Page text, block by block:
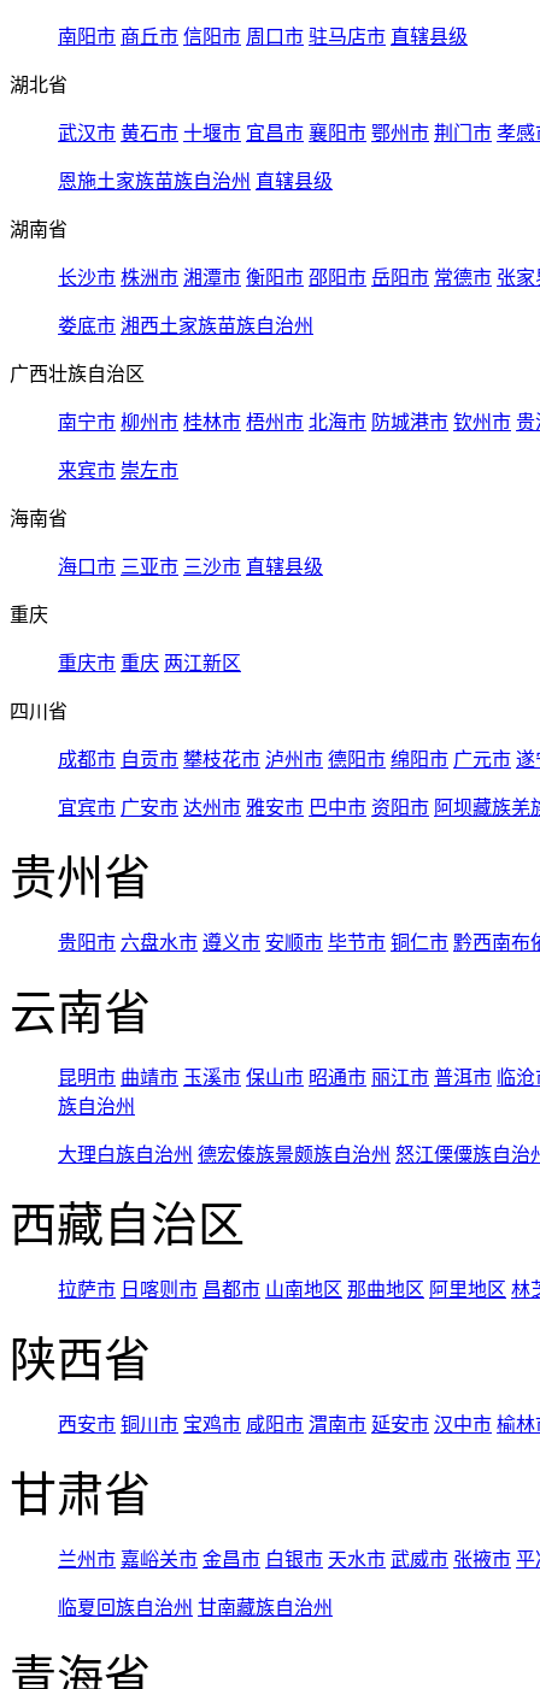
南阳市 商丘市 信阳市 周口市 驻马店市 直辖县级
湖北省
武汉市 黄石市 十堰市 宜昌市 襄阳市 鄂州市 荆门市 孝感
恩施土家族苗族自治州 直辖县级
湖南省
长沙市 株洲市 湘潭市 衡阳市 邵阳市 岳阳市 常德市 张家
娄底市 湘西土家族苗族自治州
广西壮族自治区
南宁市 柳州市 桂林市 梧州市 北海市 防城港市 钦州市 贵
来宾市 崇左市
海南省
海口市 三亚市 三沙市 直辖县级
重庆
重庆市 重庆 两江新区
四川省
成都市 自贡市 攀枝花市 泸州市 德阳市 绵阳市 广元市 遂
宜宾市 广安市 达州市 雅安市 巴中市 资阳市 阿坝藏族羌
贵州省
贵阳市 六盘水市 遵义市 安顺市 毕节市 铜仁市 黔西南布
云南省
昆明市 曲靖市 玉溪市 保山市 昭通市 丽江市 普洱市 临
族自治州
大理白族自治州 德宏傣族景颇族自治州 怒江傈僳族自治
西藏自治区
拉萨市 日喀则市 昌都市 山南地区 那曲地区 阿里地区 林
陕西省
西安市 铜川市 宝鸡市 咸阳市 渭南市 延安市 汉中市 榆林
甘肃省
兰州市 嘉峪关市 金昌市 白银市 天水市 武威市 张掖市 平
临夏回族自治州 甘南藏族自治州
青海省